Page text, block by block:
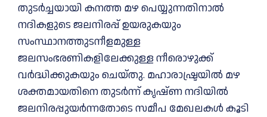
തുടർച്ചയായി കനത്ത മഴ പെയ്യുന്നതിനാൽ
നദികളുടെ ജലനിരപ്പ് ഉയരുകയും
സംസ്ഥാനത്തുടനീളമുള്ള
ജലസംഭരണികളിലേക്കുള്ള നീരൊഴുക്ക്
വർദ്ധിക്കുകയും ചെയ്തു. മഹാരാഷ്ട്രയിൽ മഴ
ശക്തമായതിനെ തുടർന്ന് കൃഷ്ണ നദിയിൽ
ജലനിരപ്പുയർന്നതോടെ സമീപ മേഖലകൾ കൂടി